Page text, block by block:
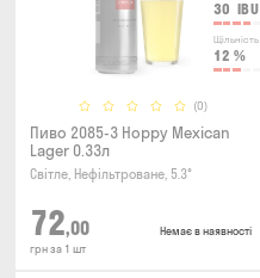
30 IBU
Щільність
12 %
(0)
Пиво 2085-3 Hoppy Mexican
Lager 0.33л
Світле, Нефільтроване, 5.3°
72,00
грн за 1 шт
Немає в наявності